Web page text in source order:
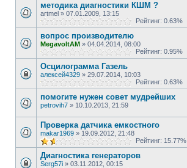
методика диагностики КШМ ?
artmel » 07.01.2009, 13:15
Рейтинг: 0.63%
вопрос производителю
MegavoltAM » 04.04.2014, 08:00
Рейтинг: 0.95%
Осцилограмма Газель
алексей4329 » 29.07.2014, 10:03
Рейтинг: 0.63%
помогите нужен совет мудрейших
petrovih7 » 10.10.2013, 21:59
Проверка датчика емкостного
makar1969 » 19.09.2012, 21:48
Рейтинг: 15.77%
Диагностика генераторов
Serg57i » 03.11.2012, 00:15